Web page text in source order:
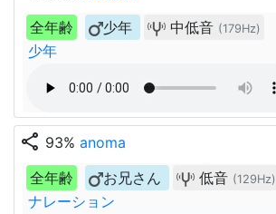
全年齢
少年 中低音 (179Hz)
少年
share 93% anoma
全年齢
お兄さん 低音 (129Hz)
ナレーション